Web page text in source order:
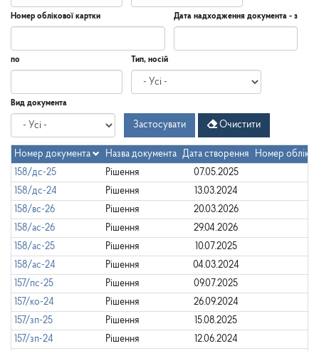
Дата
Дата
створення
з
Номер облікової картки Дата надходження документа - з
надходження
-
по
Дата
по
Тип, носій
Вид документа
Застосувати Очистити
Номер документа Назва документа Дата створення
Номер
158/дс-25
Рішення
07.05.2025
158/дс-24
Рішення
13.03.2024
158/вс-26
Рішення
20.03.2026
158/ас-26
Рішення
29.04.2026
158/ас-25
Рішення
10.07.2025
158/ас-24
Рішення
04.03.2024
157/пс-25
Рішення
09.07.2025
157/ко-24
Рішення
26.09.2024
157/зп-25
Рішення
15.08.2025
157/зп-24
Рішення
12.06.2024